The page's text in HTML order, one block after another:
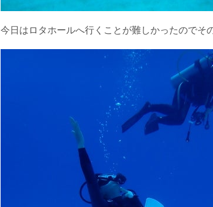
今日はロタホールへ行くことが難しかったのでそ